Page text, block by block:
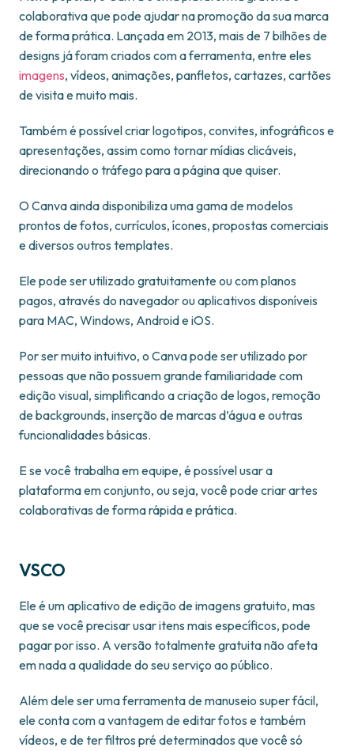
colaborativa que pode ajudar na promoção da sua marca
de forma prática. Lançada em 2013, mais de 7 bilhões de
designs já foram criados com a ferramenta, entre eles
imagens, vídeos, animações, panfletos, cartazes, cartões
de visita e muito mais.
Também é possível criar logotipos, convites, infográficos e
apresentações, assim como tornar mídias clicáveis,
direcionando o tráfego para a página que quiser.
O Canva ainda disponibiliza uma gama de modelos
prontos de fotos, currículos, ícones, propostas comerciais
e diversos outros templates.
Ele pode ser utilizado gratuitamente ou com planos
pagos, através do navegador ou aplicativos disponíveis
para MAC, Windows, Android e iOS.
Por ser muito intuitivo, o Canva pode ser utilizado por
pessoas que não possuem grande familiaridade com
edição visual, simplificando a criação de logos, remoção
de backgrounds, inserção de marcas d’água e outras
funcionalidades básicas.
E se você trabalha em equipe, é possível usar a
plataforma em conjunto, ou seja, você pode criar artes
colaborativas de forma rápida e prática.
VSCO
Ele é um aplicativo de edição de imagens gratuito, mas
que se você precisar usar itens mais específicos, pode
pagar por isso. A versão totalmente gratuita não afeta
em nada a qualidade do seu serviço ao público.
Além dele ser uma ferramenta de manuseio super fácil,
ele conta com a vantagem de editar fotos e também
vídeos, e de ter filtros pré determinados que você só